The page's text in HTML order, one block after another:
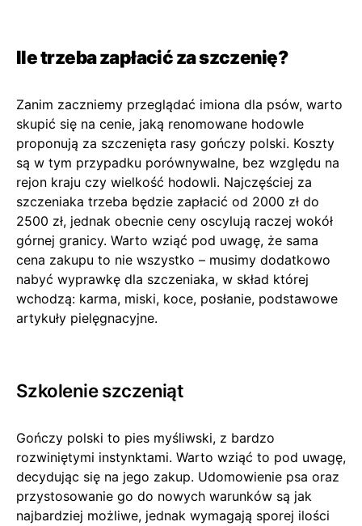
Ile trzeba zapłacić za szczenię?
Zanim zaczniemy przeglądać imiona dla psów, warto
skupić się na cenie, jaką renomowane hodowle
proponują za szczenięta rasy gończy polski. Koszty
są w tym przypadku porównywalne, bez względu na
rejon kraju czy wielkość hodowli. Najczęściej za
szczeniaka trzeba będzie zapłacić od 2000 zł do
2500 zł, jednak obecnie ceny oscylują raczej wokół
górnej granicy. Warto wziąć pod uwagę, że sama
cena zakupu to nie wszystko – musimy dodatkowo
nabyć wyprawkę dla szczeniaka, w skład której
wchodzą: karma, miski, koce, posłanie, podstawowe
artykuły pielęgnacyjne.
Szkolenie szczeniąt
Gończy polski to pies myśliwski, z bardzo
rozwiniętymi instynktami. Warto wziąć to pod uwagę,
decydując się na jego zakup. Udomowienie psa oraz
przystosowanie go do nowych warunków są jak
najbardziej możliwe, jednak wymagają sporej ilości